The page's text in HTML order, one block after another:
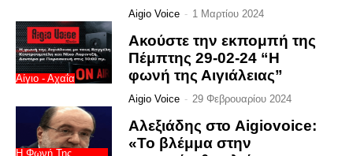
Aigio Voice - 1 Μαρτίου 2024
Αίγιο - Αχαΐα
Ακούστε την εκπομπή της
Πέμπτης 29-02-24 “Η
φωνή της Αιγιάλειας”
Aigio Voice - 29 Φεβρουαρίου 2024
Η Φωνή Της
Αλεξιάδης στο Aigiovoice:
«Το βλέμμα στην